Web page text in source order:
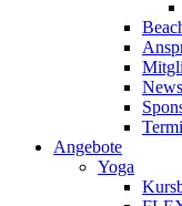
Angebote
Yoga